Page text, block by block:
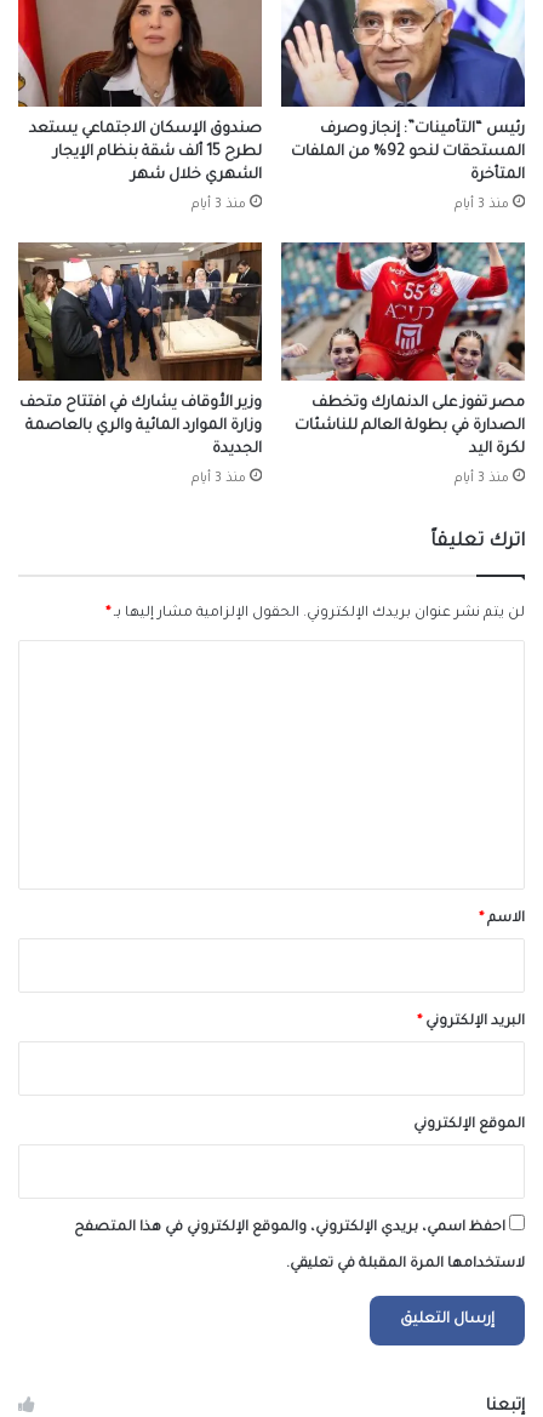
رئيس “التأمينات”: إنجاز وصرف
المستحقات لنحو 92% من الملفات
المتأخرة
منذ 3 أيام
صندوق الإسكان الاجتماعي يستعد
لطرح 15 ألف شقة بنظام الإيجار
الشهري خلال شهر
منذ 3 أيام
مصر تفوز على الدنمارك وتخطف
الصدارة في بطولة العالم للناشئات
لكرة اليد
منذ 3 أيام
وزير الأوقاف يشارك في افتتاح متحف
وزارة الموارد المائية والري بالعاصمة
الجديدة
منذ 3 أيام
اترك تعليقاً
لن يتم نشر عنوان بريدك الإلكتروني. الحقول الإلزامية مشار إليها بـ*
*الاسم*
البريد الإلكتروني*
الموقع الإلكتروني
احفظ اسمي، بريدي الإلكتروني، والموقع الإلكتروني في هذا المتصفح
لاستخدامها المرة المقبلة في تعليقي.
إتبعنا